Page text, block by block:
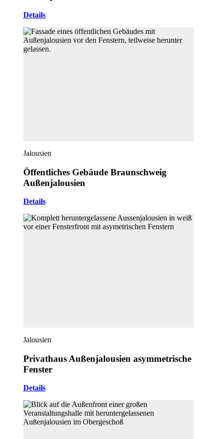
Details
Jalousien
Öffentliches Gebäude Braunschweig
Außenjalousien
Details
Jalousien
Privathaus Außenjalousien asymmetrische
Fenster
Details